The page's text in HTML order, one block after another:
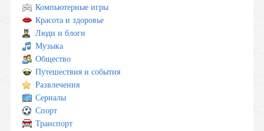
Компьютерные игры
Красота и здоровье
Люди и блоги
Музыка
Общество
Путешествия и события
Развлечения
Сериалы
Спорт
Транспорт